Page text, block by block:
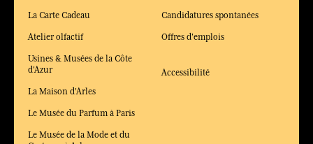
La Carte Cadeau
Atelier olfactif
Usines & Musées de la Côte
d'Azur
La Maison d'Arles
Le Musée du Parfum à Paris
Le Musée de la Mode et du
Candidatures spontanées
Offres d'emplois
Accessibilité